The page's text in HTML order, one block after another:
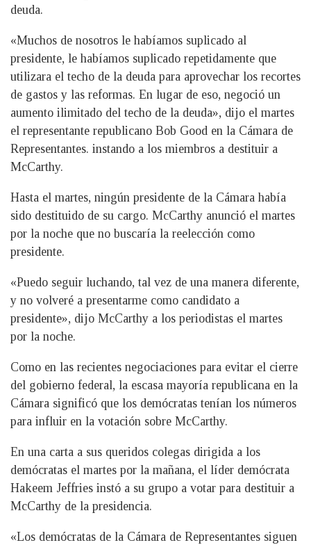
deuda.
«Muchos de nosotros le habíamos suplicado al
presidente, le habíamos suplicado repetidamente que
utilizara el techo de la deuda para aprovechar los recortes
de gastos y las reformas. En lugar de eso, negoció un
aumento ilimitado del techo de la deuda», dijo el martes
el representante republicano Bob Good en la Cámara de
Representantes. instando a los miembros a destituir a
McCarthy.
Hasta el martes, ningún presidente de la Cámara había
sido destituido de su cargo. McCarthy anunció el martes
por la noche que no buscaría la reelección como
presidente.
«Puedo seguir luchando, tal vez de una manera diferente,
y no volveré a presentarme como candidato a
presidente», dijo McCarthy a los periodistas el martes
por la noche.
Como en las recientes negociaciones para evitar el cierre
del gobierno federal, la escasa mayoría republicana en la
Cámara significó que los demócratas tenían los números
para influir en la votación sobre McCarthy.
En una carta a sus queridos colegas dirigida a los
demócratas el martes por la mañana, el líder demócrata
Hakeem Jeffries instó a su grupo a votar para destituir a
McCarthy de la presidencia.
«Los demócratas de la Cámara de Representantes siguen